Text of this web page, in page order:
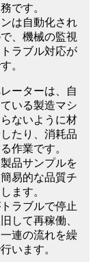
です。
は自動化され
、機械の監視
ラブル対応が
。
ーターは、自
いる製造マシ
ないように材
たり、消耗品
作業です。
品サンプルを
易的な品質チ
ます。
ラブルで停止
して再稼働、
連の流れを繰
います。